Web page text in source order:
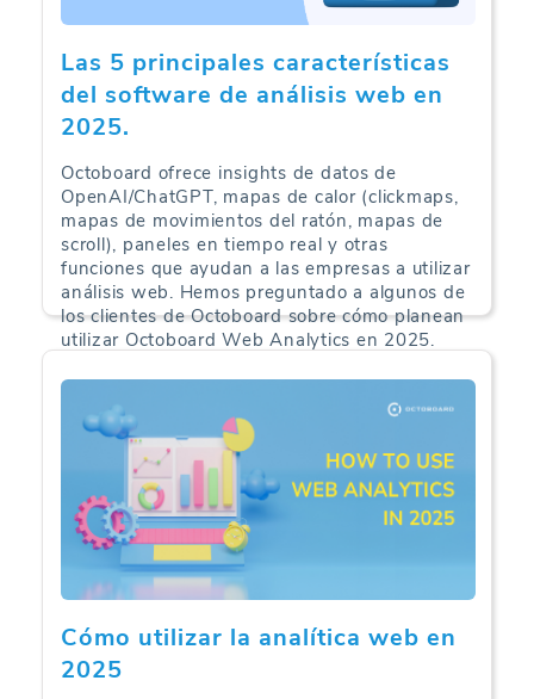
Las 5 principales características
del software de análisis web en
2025.
Octoboard ofrece insights de datos de
OpenAI/ChatGPT, mapas de calor (clickmaps,
mapas de movimientos del ratón, mapas de
scroll), paneles en tiempo real y otras
funciones que ayudan a las empresas a utilizar
análisis web. Hemos preguntado a algunos de
los clientes de Octoboard sobre cómo planean
utilizar Octoboard Web Analytics en 2025.
Cómo utilizar la analítica web en
2025